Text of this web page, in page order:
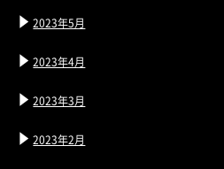
2023年5月
2023年4月
2023年3月
2023年2月